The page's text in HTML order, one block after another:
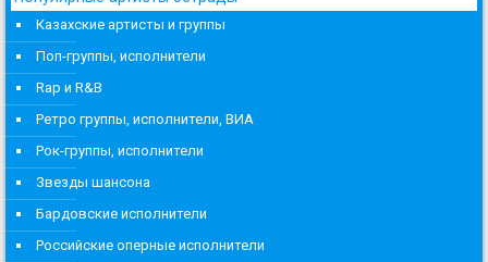
Казахские артисты и группы
Поп-группы, исполнители
Rap и R&B
Ретро группы, исполнители, ВИА
Рок-группы, исполнители
Звезды шансона
Бардовские исполнители
Российские оперные исполнители